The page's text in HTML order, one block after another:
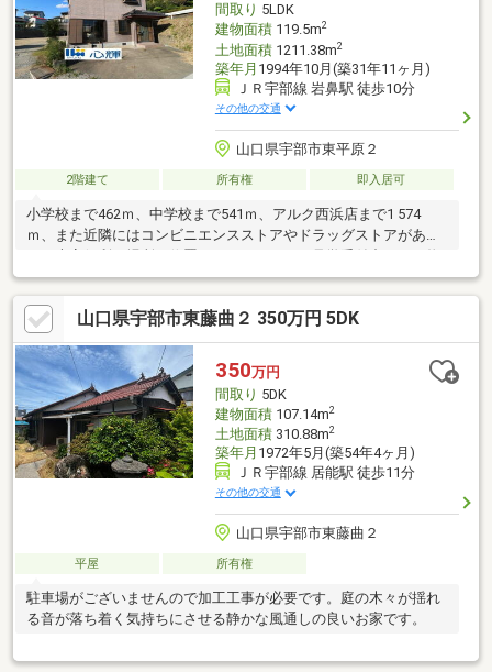
間取り 5LDK
建物面積119.5m2
土地面積1211.38m2
築年月 1994年10月(築31年11ヶ月)
ＪＲ宇部線 岩鼻駅 徒歩10分
その他の交通
山口県宇部市東平原２
2階建て 所有権 即入居可
小学校まで462ｍ、中学校まで541ｍ、アルク西浜店まで1 574
ｍ、また近隣にはコンビニエンスストアやドラッグストアがあ
件詳細もお気軽にお問い合わせください♪（フリーダイヤル０１２
０－４５－０５０３) 【株式会社心輝公式サイト】住まいの窓口
https://www.shinki-estate.jp
山口県宇部市東藤曲２ 350万円 5DK
350万円
間取り 5DK
建物面積107.14m2
土地面積310.88m2
築年月 1972年5月(築54年4ヶ月)
ＪＲ宇部線 居能駅 徒歩11分
その他の交通
山口県宇部市東藤曲２
平屋 所有権
駐車場がございませんので加工工事が必要です。庭の木々が揺れ
る音が落ち着く気持ちにさせる静かな風通しの良いお家です。